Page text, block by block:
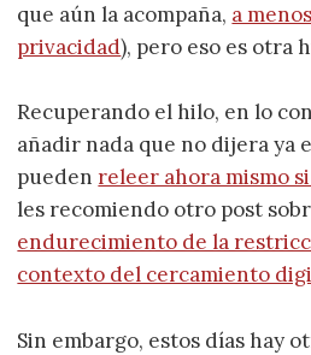
que aún la acompaña, a
privacidad), pero eso es otra
Recuperando el hilo, en lo
añadir nada que no dijera ya
puedenreleer ahora mismo
les recomiendo otro post
endurecimiento de la
contexto del cercamiento
Sin embargo, estos días hay